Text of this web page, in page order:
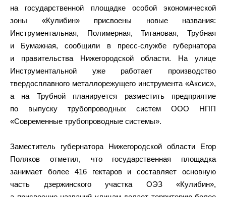
на государственной площадке особой экономической
зоны «Кулибин» присвоены новые названия:
Инструментальная, Полимерная, Титановая, Трубная
и Бумажная, сообщили в пресс-службе губернатора
и правительства Нижегородской области. На улице
Инструментальной уже работает производство
твердосплавного металлорежущего инструмента «Аксис»,
а на Трубной планируется разместить предприятие
по выпуску трубопроводных систем ООО НПП
«Современные трубопроводные системы».
Заместитель губернатора Нижегородской области Егор
Поляков отметил, что государственная площадка
занимает более 416 гектаров и составляет основную
часть дзержинского участка ОЭЗ «Кулибин»,